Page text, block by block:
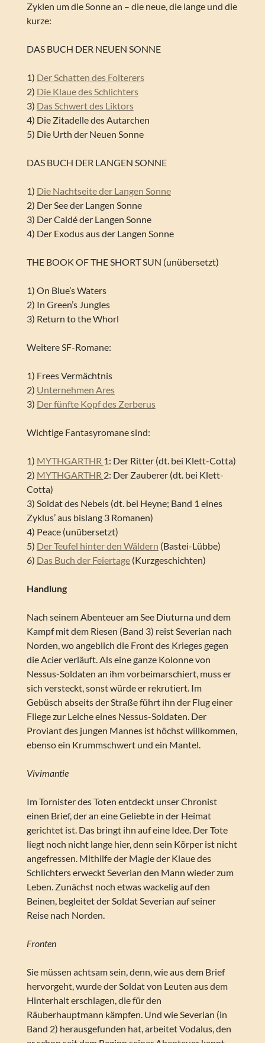
Zyklen um die Sonne an – die neue, die lange und die
kurze:
DAS BUCH DER NEUEN SONNE
1) Der Schatten des Folterers
2) Die Klaue des Schlichters
3) Das Schwert des Liktors
4) Die Zitadelle des Autarchen
5) Die Urth der Neuen Sonne
DAS BUCH DER LANGEN SONNE
1) Die Nachtseite der Langen Sonne
2) Der See der Langen Sonne
3) Der Caldé der Langen Sonne
4) Der Exodus aus der Langen Sonne
THE BOOK OF THE SHORT SUN (unübersetzt)
1) On Blue’s Waters
2) In Green’s Jungles
3) Return to the Whorl
Weitere SF-Romane:
1) Frees Vermächtnis
2) Unternehmen Ares
3) Der fünfte Kopf des Zerberus
Wichtige Fantasyromane sind:
1) MYTHGARTHR 1: Der Ritter (dt. bei Klett-Cotta)
2) MYTHGARTHR 2: Der Zauberer (dt. bei Klett-
Cotta)
3) Soldat des Nebels (dt. bei Heyne; Band 1 eines
Zyklus’ aus bislang 3 Romanen)
4) Peace (unübersetzt)
5) Der Teufel hinter den Wäldern (Bastei-Lübbe)
6) Das Buch der Feiertage(Kurzgeschichten)
Handlung
Nach seinem Abenteuer am See Diuturna und dem
Kampf mit dem Riesen (Band 3) reist Severian nach
Norden, wo angeblich die Front des Krieges gegen
die Acier verläuft. Als eine ganze Kolonne von
Nessus-Soldaten an ihm vorbeimarschiert, muss er
sich versteckt, sonst würde er rekrutiert. Im
Gebüsch abseits der Straße führt ihn der Flug einer
Fliege zur Leiche eines Nessus-Soldaten. Der
Proviant des jungen Mannes ist höchst willkommen,
ebenso ein Krummschwert und ein Mantel.
Vivimantie
Im Tornister des Toten entdeckt unser Chronist
einen Brief, der an eine Geliebte in der Heimat
gerichtet ist. Das bringt ihn auf eine Idee. Der Tote
liegt noch nicht lange hier, denn sein Körper ist nicht
angefressen. Mithilfe der Magie der Klaue des
Schlichters erweckt Severian den Mann wieder zum
Leben. Zunächst noch etwas wackelig auf den
Beinen, begleitet der Soldat Severian auf seiner
Reise nach Norden.
Fronten
Sie müssen achtsam sein, denn, wie aus dem Brief
hervorgeht, wurde der Soldat von Leuten aus dem
Hinterhalt erschlagen, die für den
Räuberhauptmann kämpfen. Und wie Severian (in
Band 2) herausgefunden hat, arbeitet Vodalus, den